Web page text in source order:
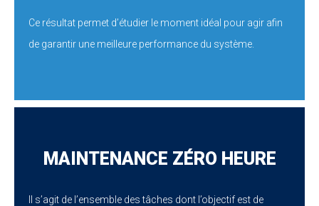
Ce résultat permet d’étudier le moment idéal pour agir afin
de garantir une meilleure performance du système.
MAINTENANCE ZÉRO HEURE
Il s’agit de l’ensemble des tâches dont l’objectif est de